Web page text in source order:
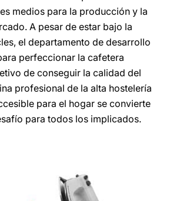
medios para la producción y la
A pesar de estar bajo la
el departamento de desarrollo
perfeccionar la cafetera
de conseguir la calidad del
profesional de la alta hostelería
para el hogar se convierte
para todos los implicados.